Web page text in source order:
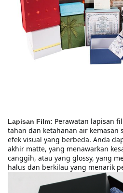
Lapisan Film: Perawatan lapisan
tahan dan ketahanan air kemasan
efek visual yang berbeda. Anda
akhir matte, yang menawarkan
canggih, atau yang glossy, yang
halus dan berkilau yang menarik